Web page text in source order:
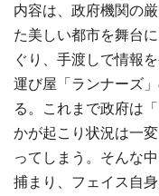
内容は、政府機関の
た美しい都市を舞台
ぐり、手渡しで情報
運び屋「ランナーズ
る。これまで政府は
かが起こり状況は一
ってしまう。そんな
捕まり、フェイス自